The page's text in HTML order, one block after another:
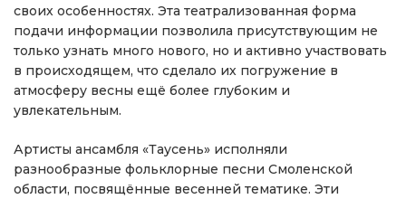
своих особенностях. Эта театрализованная форма
подачи информации позволила присутствующим не
только узнать много нового, но и активно участвовать
в происходящем, что сделало их погружение в
атмосферу весны ещё более глубоким и
увлекательным.
Артисты ансамбля «Таусень» исполняли
разнообразные фольклорные песни Смоленской
области, посвящённые весенней тематике. Эти